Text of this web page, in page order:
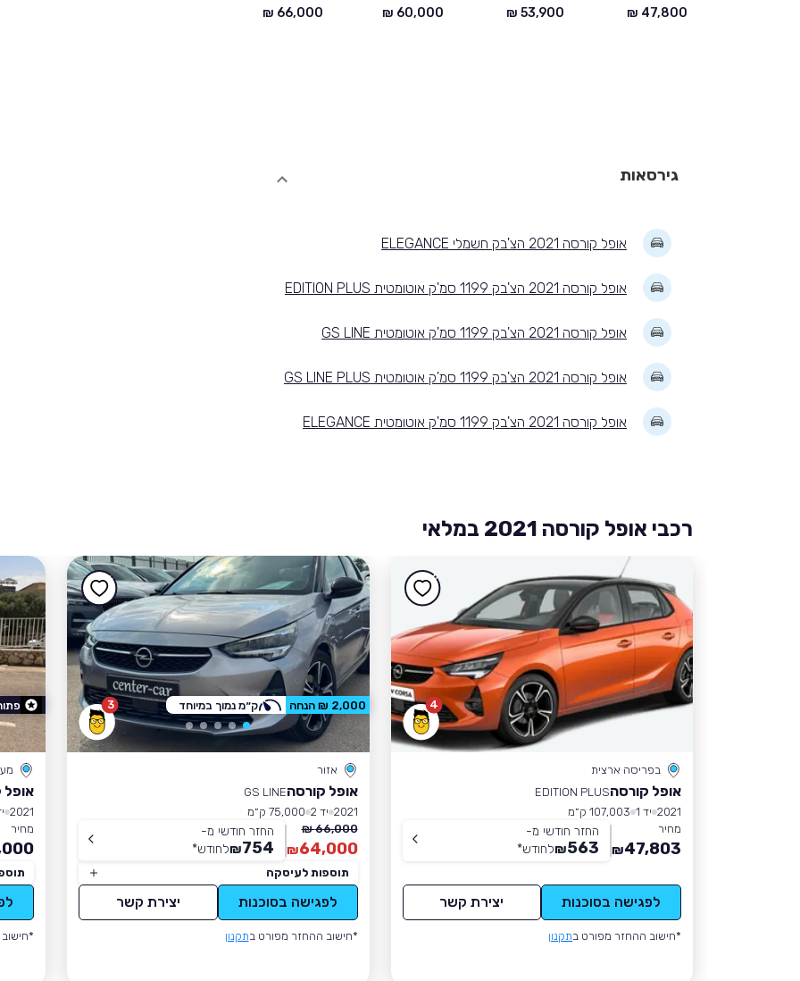
גירסאות
אופל קורסה 2021 הצ'בק חשמלי ELEGANCE
אופל קורסה 2021 הצ'בק 1199 סמ'ק אוטומטית EDITION PLUS
אופל קורסה 2021 הצ'בק 1199 סמ'ק אוטומטית GS LINE
אופל קורסה 2021 הצ'בק 1199 סמ'ק אוטומטית GS LINE PLUS
אופל קורסה 2021 הצ'בק 1199 סמ'ק אוטומטית ELEGANCE
רכבי אופל קורסה 2021 במלאי
4
בפריסה ארצית
אופל קורסהEDITION PLUS
2021 יד 1
107,003 ק״מ
מחיר
47,803
₪
החזר חודשי מ-
563
₪לחודש*
לפגישה בסוכנות יצירת קשר
*חישוב ההחזר מפורט בתקנון
3
אזור
אופל קורסהGS LINE
2021 יד 2
75,000 ק״מ
66,000 ₪
64,000
₪
החזר חודשי מ-
754
₪לחודש*
תוספות לעיסקה
לפגישה בסוכנות יצירת קשר
*חישוב ההחזר מפורט בתקנון
2,000 ₪ הנחה ק״מ נמוך במיוחד
אופל
2021
מחיר